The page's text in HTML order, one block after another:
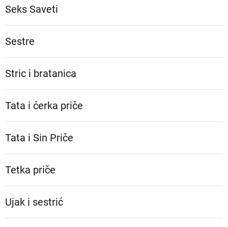
Seks Saveti
Sestre
Stric i bratanica
Tata i ćerka priče
Tata i Sin Priče
Tetka priče
Ujak i sestrić